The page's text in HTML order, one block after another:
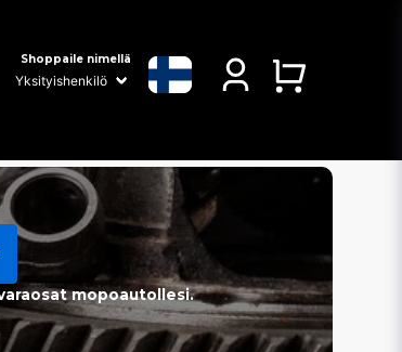
Shoppaile nimellä
mopoautollesi.